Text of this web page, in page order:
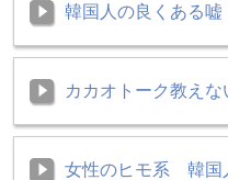
韓国人の良くある嘘
カカオトーク教えな
女性のヒモ系 韓国